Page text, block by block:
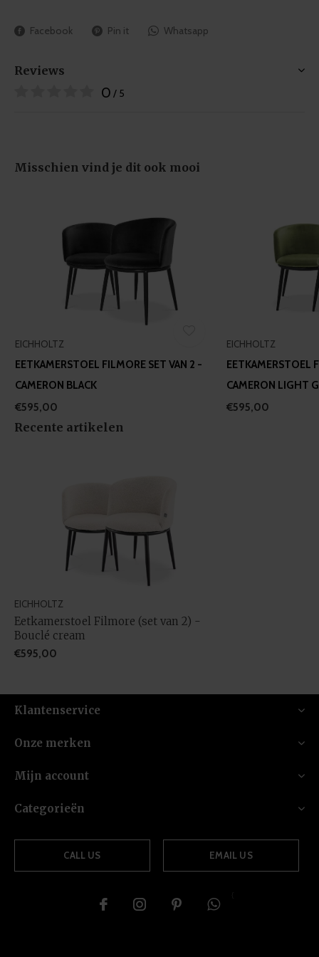
Facebook Pin it Whatsapp
Reviews
0 / 5
Misschien vind je dit ook mooi
EICHHOLTZ
EETKAMERSTOEL FILMORE SET VAN 2 -
CAMERON BLACK
€595,00
EICHHOLTZ
EETKAMERSTOEL
CAMERON LIGHT
€595,00
Recente artikelen
EICHHOLTZ
Eetkamerstoel Filmore (set van 2) -
Bouclé cream
€595,00
Klantenservice
Onze merken
Mijn account
Categorieën
CALL US EMAIL US